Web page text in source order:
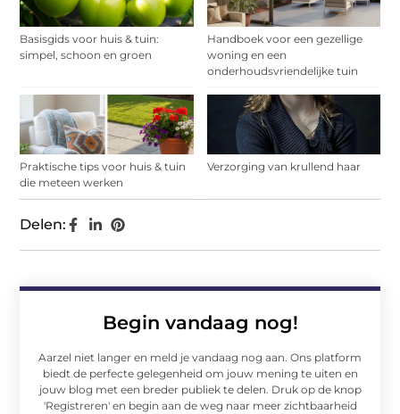
Basisgids voor huis & tuin:
simpel, schoon en groen
Handboek voor een gezellige
woning en een
onderhoudsvriendelijke tuin
Praktische tips voor huis & tuin
die meteen werken
Verzorging van krullend haar
Begin vandaag nog!
Aarzel niet langer en meld je vandaag nog aan. Ons platform
biedt de perfecte gelegenheid om jouw mening te uiten en
jouw blog met een breder publiek te delen. Druk op de knop
'Registreren' en begin aan de weg naar meer zichtbaarheid
Delen: